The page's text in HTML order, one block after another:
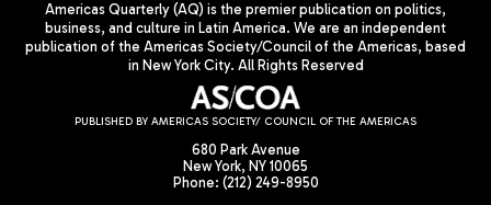
Americas Quarterly (AQ) is the premier publication on politics,
business, and culture in Latin America. We are an independent
publication of the Americas Society/Council of the Americas, based
in New York City. All Rights Reserved
PUBLISHED BY AMERICAS SOCIETY/ COUNCIL OF THE AMERICAS
680 Park Avenue
New York, NY 10065
Phone: (212) 249-8950